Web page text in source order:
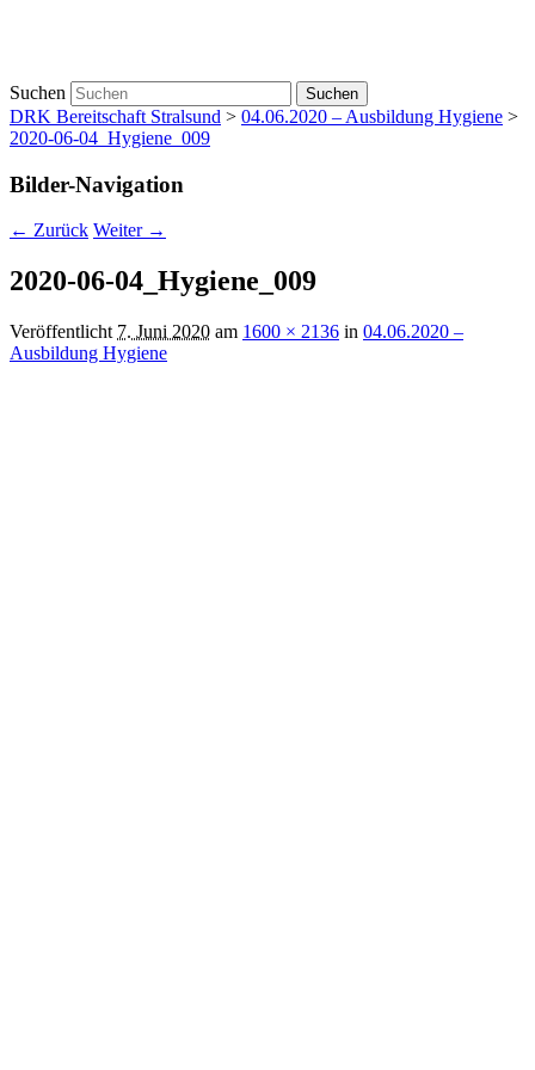
Suchen
DRK Bereitschaft Stralsund > 04.06.2020 – Ausbildung Hygiene >
2020-06-04_Hygiene_009
Bilder-Navigation
← Zurück Weiter →
2020-06-04_Hygiene_009
Veröffentlicht 7. Juni 2020 am 1600 × 2136 in 04.06.2020 –
Ausbildung Hygiene